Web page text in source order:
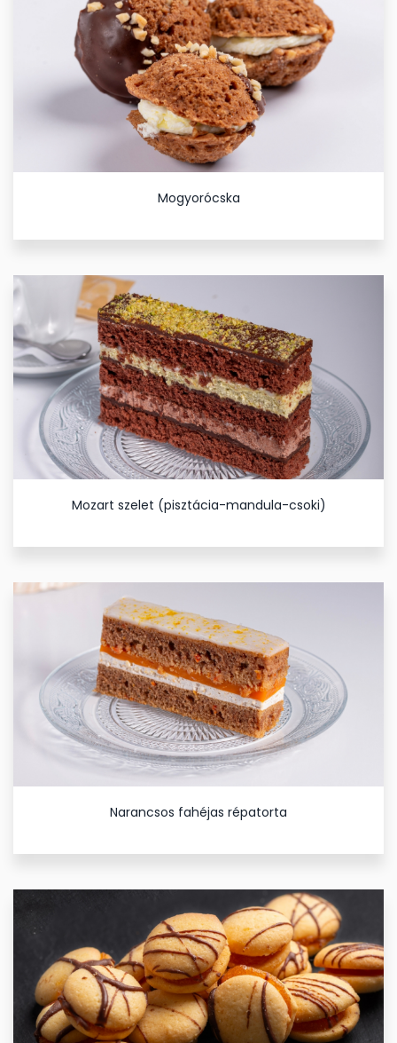
Mogyorócska
Mozart szelet (pisztácia-mandula-csoki)
Narancsos fahéjas répatorta